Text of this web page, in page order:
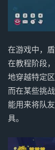
在游戏中，
在教程阶段
地穿越特定区
而在某些挑
能用来将队
具。